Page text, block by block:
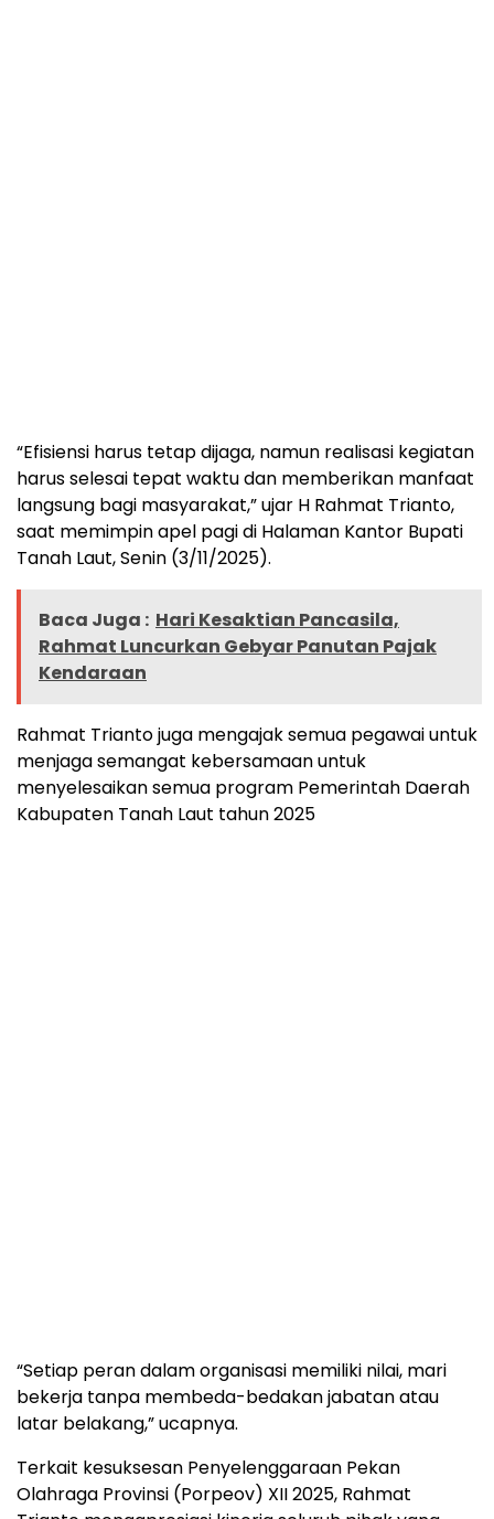
“Efisiensi harus tetap dijaga, namun realisasi kegiatan
harus selesai tepat waktu dan memberikan manfaat
langsung bagi masyarakat,” ujar H Rahmat Trianto,
saat memimpin apel pagi di Halaman Kantor Bupati
Tanah Laut, Senin (3/11/2025).
Baca Juga : Hari Kesaktian Pancasila,
Rahmat Luncurkan Gebyar Panutan Pajak
Kendaraan
Rahmat Trianto juga mengajak semua pegawai untuk
menjaga semangat kebersamaan untuk
menyelesaikan semua program Pemerintah Daerah
Kabupaten Tanah Laut tahun 2025
“Setiap peran dalam organisasi memiliki nilai, mari
bekerja tanpa membeda-bedakan jabatan atau
latar belakang,” ucapnya.
Terkait kesuksesan Penyelenggaraan Pekan
Olahraga Provinsi (Porpeov) XII 2025, Rahmat